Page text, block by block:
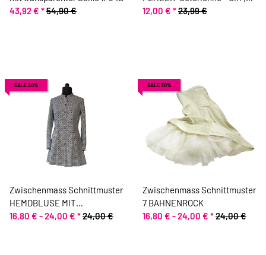
43,92 € *54,90 €
Blütenkreise mit tanzenden
12,00 € *23,99 €
SALE 30%
Zwischenmass Schnittmuster
HEMDBLUSE MIT
STEHKRAGEN
16,80 € -24,00 € *24,00 €
SALE 30%
Zwischenmass Schnittmuster
7 BAHNENROCK
16,80 € -24,00 € *24,00 €